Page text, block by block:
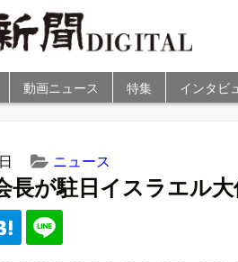
動画ニュース 特集 インタビ
ニュース
長が駐日イスラエル